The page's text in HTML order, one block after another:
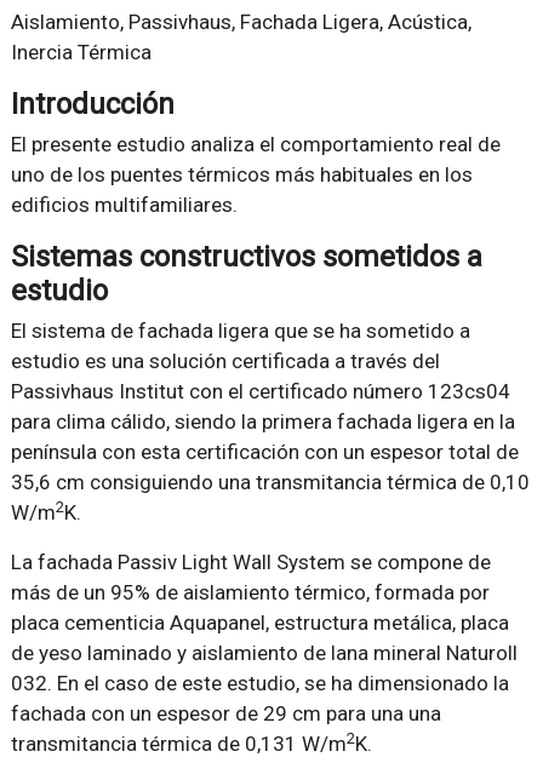
Aislamiento, Passivhaus, Fachada Ligera, Acústica,
Inercia Térmica
Introducción
El presente estudio analiza el comportamiento real de
uno de los puentes térmicos más habituales en los
edificios multifamiliares.
Sistemas constructivos sometidos a
estudio
El sistema de fachada ligera que se ha sometido a
estudio es una solución certificada a través del
Passivhaus Institut con el certificado número 123cs04
para clima cálido, siendo la primera fachada ligera en la
península con esta certificación con un espesor total de
35,6 cm consiguiendo una transmitancia térmica de 0,10
W/m2K.
La fachada Passiv Light Wall System se compone de
más de un 95% de aislamiento térmico, formada por
placa cementicia Aquapanel, estructura metálica, placa
de yeso laminado y aislamiento de lana mineral Naturoll
032. En el caso de este estudio, se ha dimensionado la
fachada con un espesor de 29 cm para una una
transmitancia térmica de 0,131 W/m2K.